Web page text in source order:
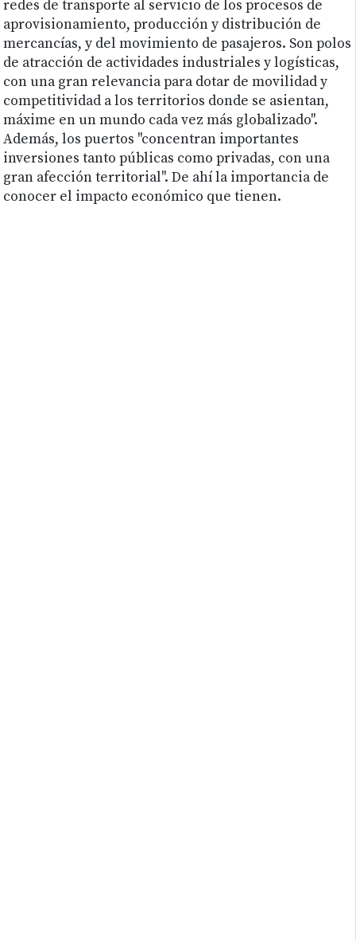
redes de transporte al servicio de los procesos de
aprovisionamiento, producción y distribución de
mercancías, y del movimiento de pasajeros. Son polos
de atracción de actividades industriales y logísticas,
con una gran relevancia para dotar de movilidad y
competitividad a los territorios donde se asientan,
máxime en un mundo cada vez más globalizado".
Además, los puertos "concentran importantes
inversiones tanto públicas como privadas, con una
gran afección territorial". De ahí la importancia de
conocer el impacto económico que tienen.